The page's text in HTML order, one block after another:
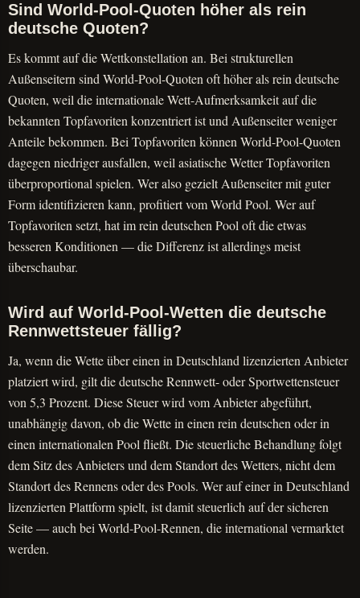
Sind World-Pool-Quoten höher als rein
deutsche Quoten?
Es kommt auf die Wettkonstellation an. Bei strukturellen
Außenseitern sind World-Pool-Quoten oft höher als rein deutsche
Quoten, weil die internationale Wett-Aufmerksamkeit auf die
bekannten Topfavoriten konzentriert ist und Außenseiter weniger
Anteile bekommen. Bei Topfavoriten können World-Pool-Quoten
dagegen niedriger ausfallen, weil asiatische Wetter Topfavoriten
überproportional spielen. Wer also gezielt Außenseiter mit guter
Form identifizieren kann, profitiert vom World Pool. Wer auf
Topfavoriten setzt, hat im rein deutschen Pool oft die etwas
besseren Konditionen — die Differenz ist allerdings meist
überschaubar.
Wird auf World-Pool-Wetten die deutsche
Rennwettsteuer fällig?
Ja, wenn die Wette über einen in Deutschland lizenzierten Anbieter
platziert wird, gilt die deutsche Rennwett- oder Sportwettensteuer
von 5,3 Prozent. Diese Steuer wird vom Anbieter abgeführt,
unabhängig davon, ob die Wette in einen rein deutschen oder in
einen internationalen Pool fließt. Die steuerliche Behandlung folgt
dem Sitz des Anbieters und dem Standort des Wetters, nicht dem
Standort des Rennens oder des Pools. Wer auf einer in Deutschland
lizenzierten Plattform spielt, ist damit steuerlich auf der sicheren
Seite — auch bei World-Pool-Rennen, die international vermarktet
werden.